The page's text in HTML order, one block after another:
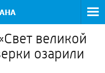
великой
озарили